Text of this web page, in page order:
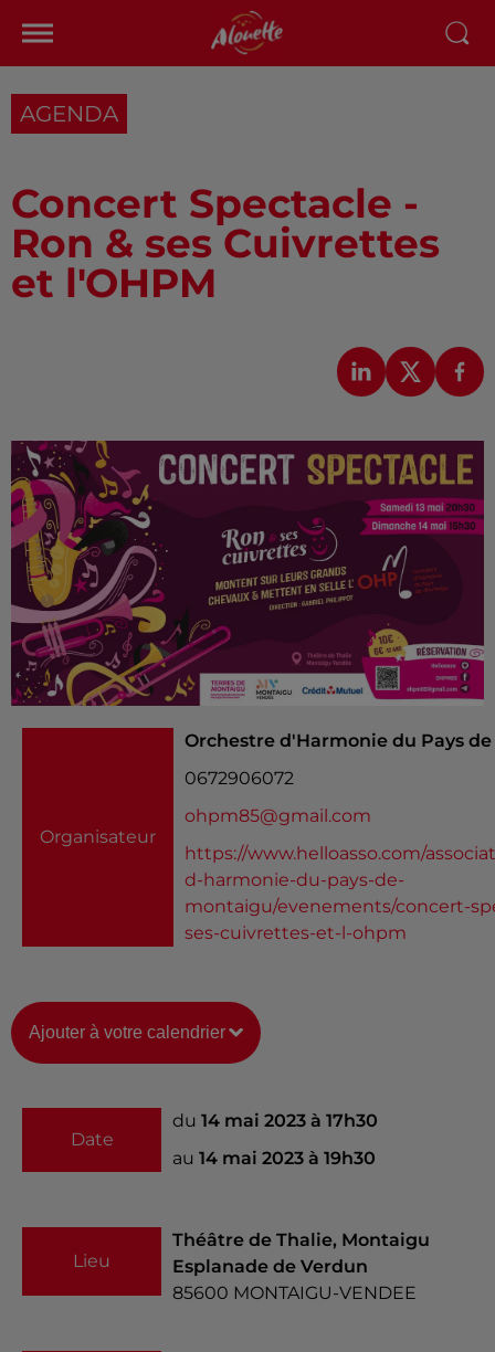
AGENDA
Concert Spectacle -
Ron & ses Cuivrettes
et l'OHPM
Organisateur
Orchestre d'Harmonie du Pays
0672906072
ohpm85@gmail.com
https://www.helloasso.com/
d-harmonie-du-pays-de-
montaigu/evenements/concert-
ses-cuivrettes-et-l-ohpm
Ajouter à votre calendrier
Date
du 14 mai 2023 à 17h30
au 14 mai 2023 à 19h30
Lieu
Théâtre de Thalie, Montaigu
Esplanade de Verdun
85600 MONTAIGU-VENDEE